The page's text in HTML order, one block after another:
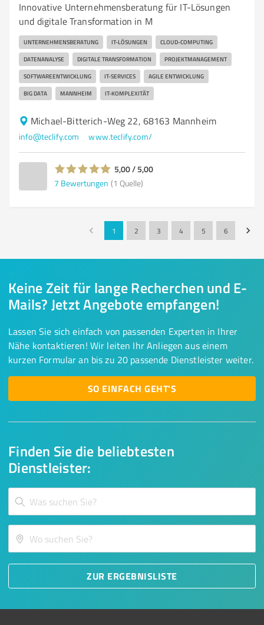
Innovative Unternehmensberatung für IT-Lösungen
und digitale Transformation in M
UNTERNEHMENSBERATUNG IT-LÖSUNGEN CLOUD-COMPUTING
DATENANALYSE DIGITALE TRANSFORMATION PROJEKTMANAGEMENT
SOFTWAREENTWICKLUNG IT-SERVICES AGILE ENTWICKLUNG
BIG DATA MANNHEIM IT-KOMPLEXITÄT
Michael-Bitterich-Weg 22, 68163 Mannheim
info@teclify.com www.teclify.com/
5,00 / 5,00
7 Bewertungen (1 Quelle)
1 2 3 4 5 6
Finden Sie die beliebtesten
Dienstleister:
ZUR ERGEBNISLISTE
Keine Zeit für lange Recherchen und E-
Mails? Jetzt Angebote empfangen!
Lassen Sie sich einfach von passenden Experten in Ihrer
Nähe kontaktieren! Wir leiten Ihr Anliegen aus einem
kurzen Formular an bis zu 20 passende Dienstleister weiter.
SO EINFACH GEHT'S